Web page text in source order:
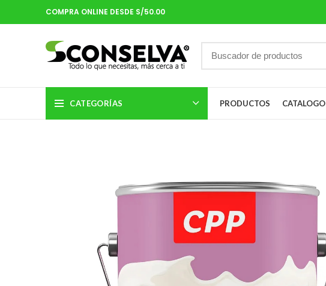
COMPRA ONLINE DESDE S/50.00
CATEGORÍAS PRODUCTOS CATALOGO